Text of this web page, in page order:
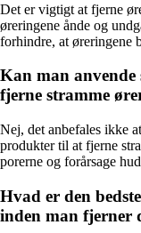
Det er vigtigt at fjerne
øreringene ånde og
forhindre, at øreringene
Kan man anvende
fjerne stramme
Nej, det anbefales ikke
produkter til at fjerne
porerne og forårsage
Hvad er den
inden man fjerner